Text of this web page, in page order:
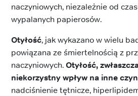
naczyniowych, niezależnie od
wypalanych papierosów.
Otyłość, jak wykazano w wielu
powiązana ze śmiertelnością z
naczyniowych.Otyłość,
niekorzystny wpływ na inne
nadciśnienie tętnicze,